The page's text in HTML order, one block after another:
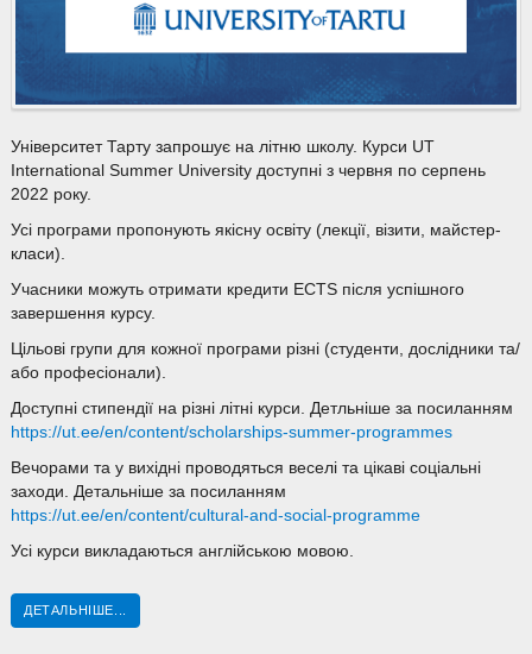
Університет Тарту запрошує на літню школу. Курси UT
International Summer University доступні з червня по серпень
2022 року.
Усі програми пропонують якісну освіту (лекції, візити, майстер-
класи).
Учасники можуть отримати кредити ECTS після успішного
завершення курсу.
Цільові групи для кожної програми різні (студенти, дослідники та/
або професіонали).
Доступні стипендії на різні літні курси. Детльніше за посиланням
https://ut.ee/en/content/scholarships-summer-programmes
Вечорами та у вихідні проводяться веселі та цікаві соціальні
заходи. Детальніше за посиланням
https://ut.ee/en/content/cultural-and-social-programme
Усі курси викладаються англійською мовою.
ДЕТАЛЬНІШЕ...